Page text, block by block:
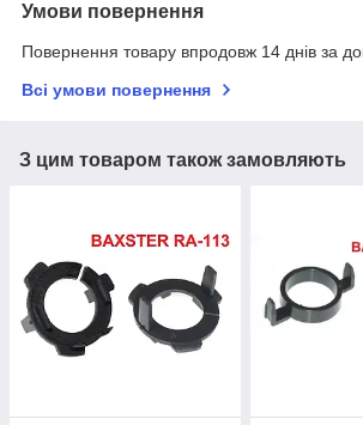
Умови повернення
Повернення товару впродовж 14 днів за
Всі умови повернення
З цим товаром також замовляють